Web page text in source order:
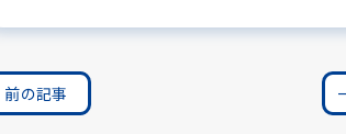
前の記事